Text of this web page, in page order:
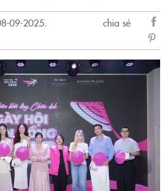
09-2025.
chia sẻ
sẻ